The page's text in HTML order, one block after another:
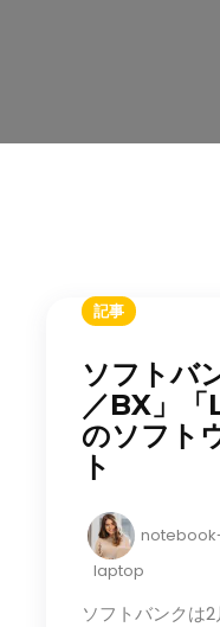
記事
ソフトバ
／BX」
のソフト
ト
laptop
ソフトバンクは